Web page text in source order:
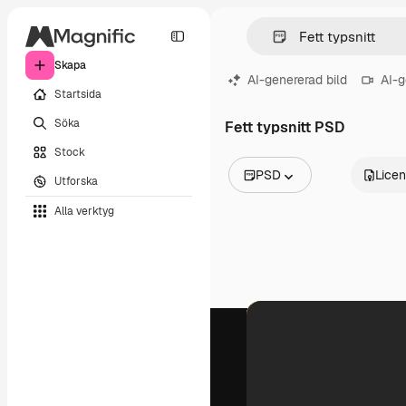
Skapa
Startsida
Söka
Stock
Utforska
Alla verktyg
AI-genererad bild AI-
Fett typsnitt PSD
PSD
Videor